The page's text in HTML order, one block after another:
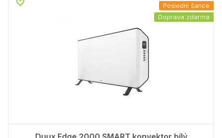
Poslední šance
Doprava zdarma